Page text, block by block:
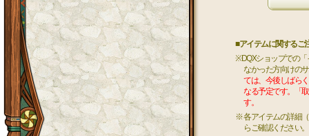
■アイテムに関するご
※DQXショップでの「
なかった方向けの
ては、今後しばら
なる予定です。「
す。
※ 各アイテムの詳細
らご確認ください。